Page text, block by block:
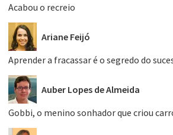
Acabou o recreio
Ariane Feijó
Aprender a fracassar é o segredo do
Auber Lopes de Almeida
Gobbi, o menino sonhador que criou